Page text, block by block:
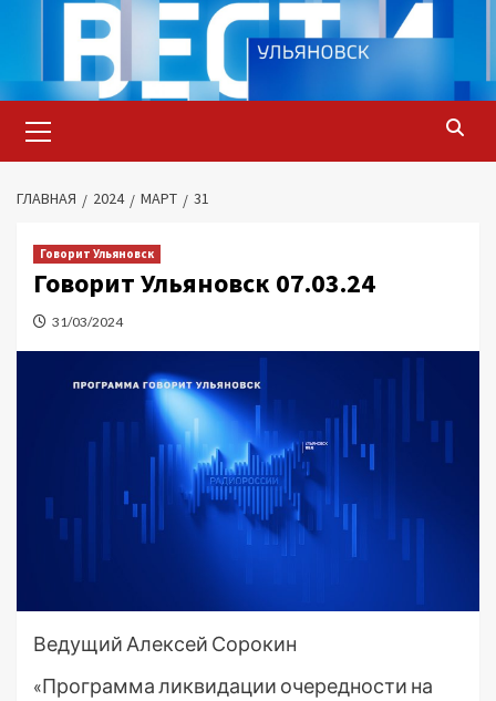
содержимому
меню
ГЛАВНАЯ 2024 МАРТ 31
Говорит Ульяновск
Говорит Ульяновск 07.03.24
31/03/2024
Ведущий Алексей Сорокин
«Программа ликвидации очередности на